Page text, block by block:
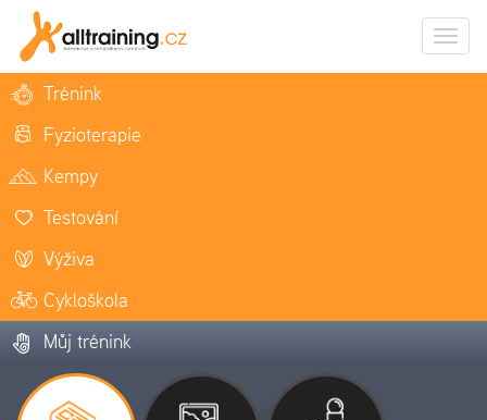
Trénink
Fyzioterapie
Kempy
Testování
Výživa
Cykloškola
Můj trénink